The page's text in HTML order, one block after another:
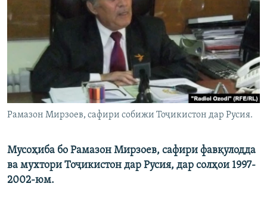
ГУЗОРИШҲОИ РАДИОӢ
Русский
ПАЙГИРӢ КУНЕД
Рамазон Мирзоев, сафири собижи Тоҷикистон дар Русия.
Мусоҳиба бо Рамазон Мирзоев, сафири фавқулодда
ва мухтори Тоҷикистон дар Русия, дар солҳои 1997-
2002-юм.